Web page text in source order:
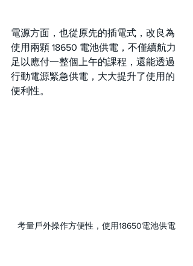
電源方面，也從原先的插電式，改良為
使用兩顆 18650 電池供電，不僅續航力
足以應付一整個上午的課程，還能透過
行動電源緊急供電，大大提升了使用的
便利性。
考量戶外操作方便性，使用18650電池供電